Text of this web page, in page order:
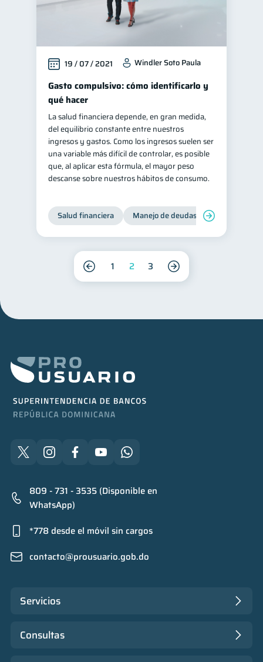
19 / 07 / 2021 Windler Soto Paula
Gasto compulsivo: cómo identificarlo y
qué hacer
La salud financiera depende, en gran medida,
del equilibrio constante entre nuestros
ingresos y gastos. Como los ingresos suelen ser
una variable más difícil de controlar, es posible
que, al aplicar esta fórmula, el mayor peso
descanse sobre nuestros hábitos de consumo.
Salud financiera Manejo de deudas
1 2 3
809 - 731 - 3535 (Disponible en
WhatsApp)
*778 desde el móvil sin cargos
contacto@prousuario.gob.do
Servicios
Consultas